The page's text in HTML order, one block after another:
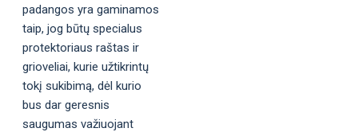
padangos yra gaminamos
taip, jog būtų specialus
protektoriaus raštas ir
grioveliai, kurie užtikrintų
tokį sukibimą, dėl kurio
bus dar geresnis
saugumas važiuojant